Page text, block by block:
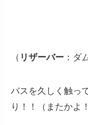
（ リザーバー ：ダ
バスを久しく触っ
り！！（またかよ